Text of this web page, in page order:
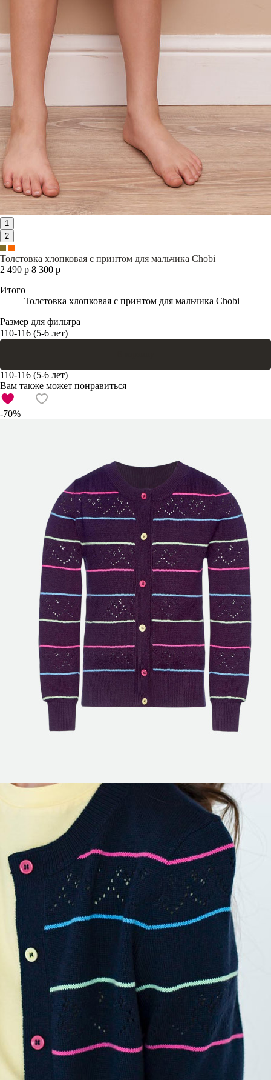
1
2
Толстовка хлопковая с принтом для мальчика Chobi
2 490 р 8 300 р
Итого
Толстовка хлопковая с принтом для мальчика Chobi
Размер для фильтра
110-116 (5-6 лет)
110-116 (5-6 лет)
Вам также может понравиться
-70%